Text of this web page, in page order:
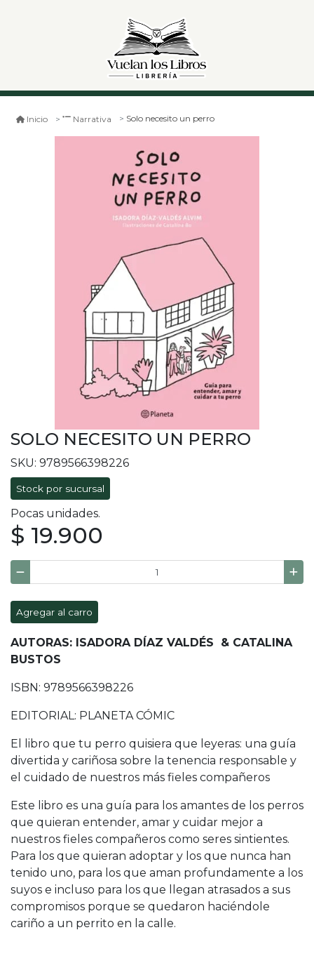
Inicio Narrativa Solo necesito un perro
SOLO NECESITO UN PERRO
SKU: 9789566398226
Stock por sucursal
Pocas unidades.
$ 19.900
Agregar al carro
AUTORAS: ISADORA DÍAZ VALDÉS & CATALINA
BUSTOS
ISBN: 9789566398226
EDITORIAL: PLANETA CÓMIC
El libro que tu perro quisiera que leyeras: una guía
divertida y cariñosa sobre la tenencia responsable y
el cuidado de nuestros más fieles compañeros
Este libro es una guía para los amantes de los perros
que quieran entender, amar y cuidar mejor a
nuestros fieles compañeros como seres sintientes.
Para los que quieran adoptar y los que nunca han
tenido uno, para los que aman profundamente a los
suyos e incluso para los que llegan atrasados a sus
compromisos porque se quedaron haciéndole
cariño a un perrito en la calle.